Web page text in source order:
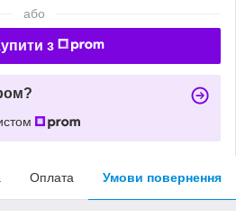
або
з
Оплата Умови повернення